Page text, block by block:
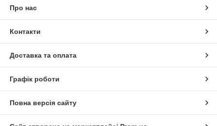
Про нас
Контакти
Доставка та оплата
Графік роботи
Повна версія сайту